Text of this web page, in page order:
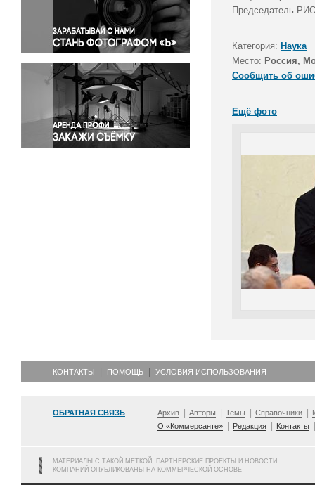
Правосудие
Происшествия и конфликты
Религия
Светская жизнь
Спорт
Экология
Экономика и бизнес
Председатель
Категория: Наука
Место: Россия,
Сообщить об
Ещё фото
КОНТАКТЫ ПОМОЩЬ УСЛОВИЯ ИСПОЛЬЗОВАНИЯ
ОБРАТНАЯ СВЯЗЬ Архив Авторы Темы Справочники
О «Коммерсанте»
Редакция Контакты
МАТЕРИАЛЫ С ТАКОЙ МЕТКОЙ, ПАРТНЕРСКИЕ ПРОЕКТЫ И НОВОСТИ
КОМПАНИЙ ОПУБЛИКОВАНЫ НА КОММЕРЧЕСКОЙ ОСНОВЕ